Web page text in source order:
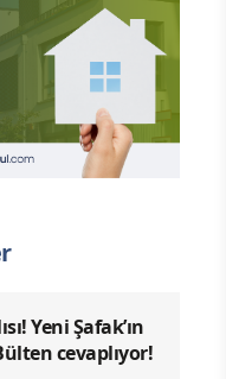
Yeni Şafak’ın
cevaplıyor!